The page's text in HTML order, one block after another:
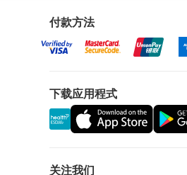
付款方法
下载应用程式
关注我们